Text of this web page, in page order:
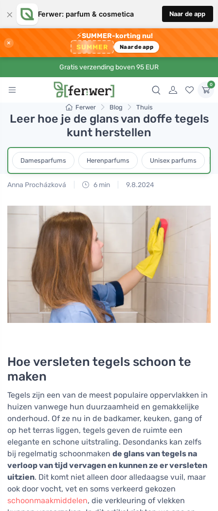
× Ferwer: parfum & cosmetica Naar de app
×
⚡SUMMER-korting nu!
SUMMER Naar de app
Gratis verzending boven 95 EUR
0
Ferwer Blog Thuis
Leer hoe je de glans van doffe tegels
kunt herstellen
Damesparfums Herenparfums Unisex parfums
Anna Procházková 6 min 9.8.2024
Hoe versleten tegels schoon te
maken
Tegels zijn een van de meest populaire oppervlakken in
huizen vanwege hun duurzaamheid en gemakkelijke
onderhoud. Of ze nu in de badkamer, keuken, gang of
op het terras liggen, tegels geven de ruimte een
elegante en schone uitstraling. Desondanks kan zelfs
bij regelmatig schoonmaken de glans van tegels na
verloop van tijd vervagen en kunnen ze er versleten
uitzien. Dit komt niet alleen door alledaagse vuil, maar
ook door vocht, vet en soms verkeerd gekozen
schoonmaakmiddelen, die verkleuring of vlekken